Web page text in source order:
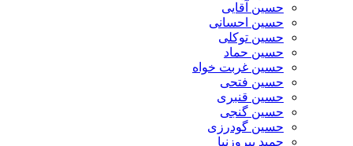
حسین آقایی
حسین احسانی
حسین توکلی
حسین حماد
حسین غربت خواه
حسین فتحی
حسین قنبری
حسین گنجی
حسین گودرزی
حمید پیروزنیا